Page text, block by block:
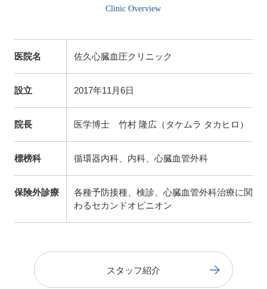
誠実に実践いたします。
し、無理のない目標を設定す
るため、必要なサポートを提
供しています。
す。
お手伝いをいたします。
医院名 佐久心臓血圧クリニック
設立 2017年11月6日
院長 医学博士 竹村 隆広（タケムラ タカヒロ）
標榜科 循環器内科、内科、心臓血管外科
保険外診療
各種予防接種、検診、心臓血管外科治療に関
わるセカンドオピニオン
スタッフ紹介